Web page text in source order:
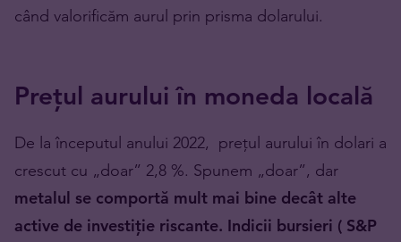
când valorificăm aurul prin prisma dolarului.
Prețul aurului în moneda locală
De la începutul anului 2022, prețul aurului în dolari a
crescut cu „doar” 2,8 %. Spunem „doar”, dar
metalul se comportă mult mai bine decât alte
active de investiție riscante. Indicii bursieri ( S&P